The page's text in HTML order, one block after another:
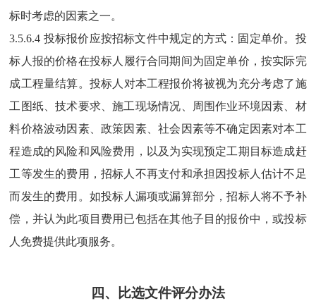
标时考虑的因素之一。
3.5.6.4 投标报价应按招标文件中规定的方式：固定单价。投
标人报的价格在投标人 履行合同期间为固定单价 ，按实际完
成工程量结算。 投标人对本工程报价将被视为充分考虑了施
工图纸、技术要求、施工现场情况、周围作业环境因素、材
料价格波动因素、政策因素、社会因素等不确定因素对本工
程造成的风险和风险费用，以及为实现预定工期目标造成赶
工等发生的费用，招标人不再支付和承担因投标人估计不足
而发生的费用。 如投标人漏项或漏算部分，招标人将不予补
偿，并认为此项目费用已包括在其他子目的报价中，或投标
人免费提供此项服务。
四、比选文件评分办法